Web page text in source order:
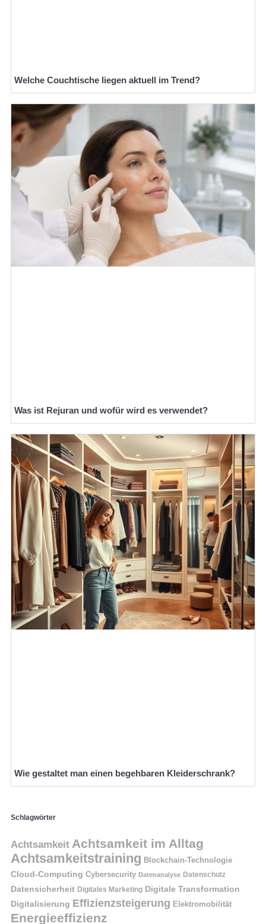
Welche Couchtische liegen aktuell im Trend?
Was ist Rejuran und wofür wird es verwendet?
Wie gestaltet man einen begehbaren Kleiderschrank?
Schlagwörter
Achtsamkeit Achtsamkeit im Alltag
Achtsamkeitstraining Blockchain-Technologie
Cloud-Computing Cybersecurity Datenanalyse Datenschutz
Datensicherheit Digitales Marketing Digitale Transformation
Digitalisierung Effizienzsteigerung Elektromobilität
Energieeffizienz